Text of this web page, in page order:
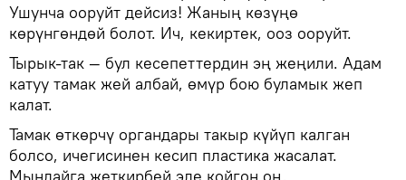
Ушунча ооруйт дейсиз! Жаның көзүңө
көрүнгөндөй болот. Ич, кекиртек, ооз ооруйт.
Тырык-так — бул кесепеттердин эң жеңили. Адам
катуу тамак жей албай, өмүр бою буламык жеп
калат.
Тамак өткөрчү органдары такыр күйүп калган
болсо, ичегисинен кесип пластика жасалат.
Мындайга жеткирбей эле койгон оң.